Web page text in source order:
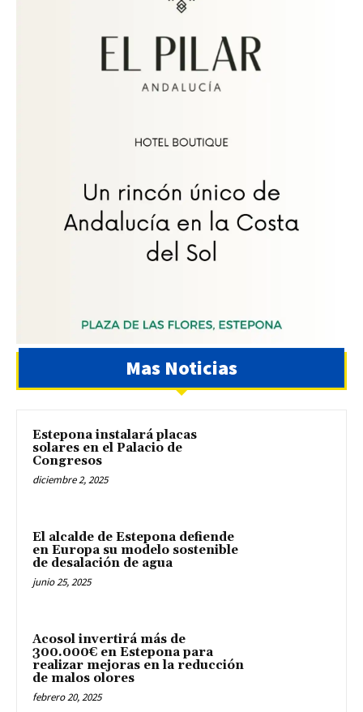
Mas Noticias
Estepona instalará placas
solares en el Palacio de
Congresos
diciembre 2, 2025
El alcalde de Estepona defiende
en Europa su modelo sostenible
de desalación de agua
junio 25, 2025
Acosol invertirá más de
300.000€ en Estepona para
realizar mejoras en la reducción
de malos olores
febrero 20, 2025